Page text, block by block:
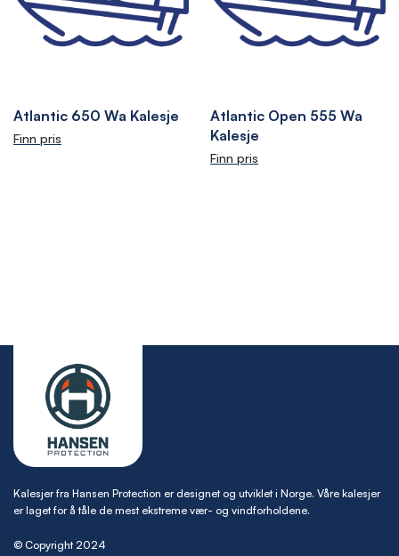
Atlantic 650 Wa Kalesje
Finn pris
Atlantic Open 555 Wa
Kalesje
Finn pris
Kalesjer fra Hansen Protection er designet og utviklet i Norge. Våre kalesjer
er laget for å tåle de mest ekstreme vær- og vindforholdene.
© Copyright 2024